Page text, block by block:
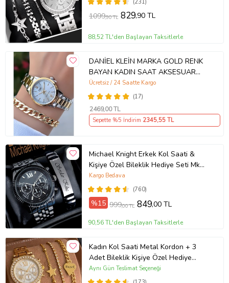
(231)
1099,90 TL 829,90 TL
88,52 TL'den Başlayan Taksitlerle
DANİEL KLEİN MARKA GOLD RENK
BAYAN KADIN SAAT AKSESUAR
BİLEKLİK HEDİYELİ
(17)
Ücretsiz / 24 Saatte Kargo
2469,00 TL
Sepette %5 İndirim 2345,55 TL
Michael Knight Erkek Kol Saati &
Kişiye Özel Bileklik Hediye Seti Mk
SiyahİçiGümüş
(760)
Kargo Bedava
%15 999,00 TL 849,00 TL
90,56 TL'den Başlayan Taksitlerle
Kadın Kol Saati Metal Kordon + 3
Adet Bileklik Kişiye Özel Hediye
Kadına hediye Kız arkadaşa hediye
Aynı Gün Teslimat Seçeneği